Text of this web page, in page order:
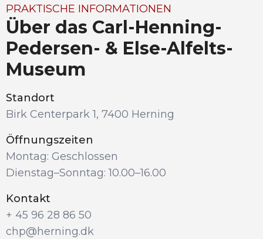
PRAKTISCHE INFORMATIONEN
Über das Carl-Henning-
Pedersen- & Else-Alfelts-
Museum
Standort
Birk Centerpark 1, 7400 Herning
Öffnungszeiten
Montag: Geschlossen
Dienstag–Sonntag: 10.00–16.00
Kontakt
+ 45 96 28 86 50
chp@herning.dk